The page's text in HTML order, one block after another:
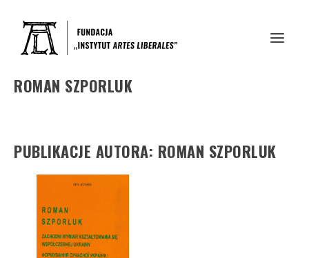
ROMAN SZPORLUK
PUBLIKACJE AUTORA: ROMAN SZPORLUK